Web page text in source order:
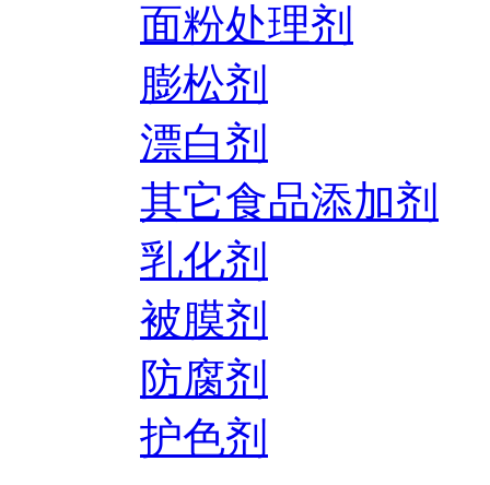
面粉处理剂
膨松剂
漂白剂
其它食品添加剂
乳化剂
被膜剂
防腐剂
护色剂